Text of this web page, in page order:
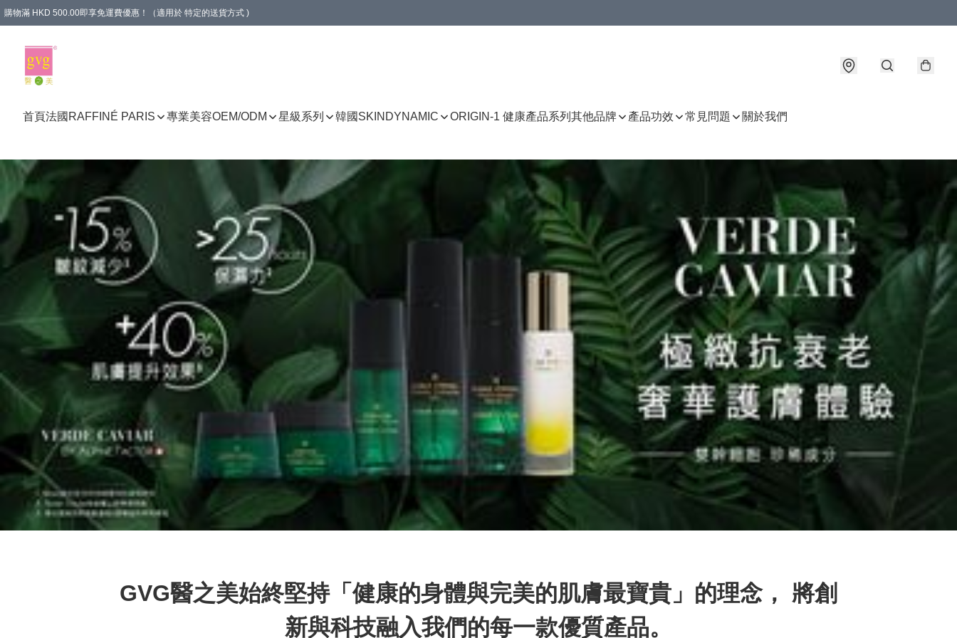
購物滿 HKD 500.00即享免運費優惠！（適用於 特定的送貨方式 )
首頁法國RAFFINÉ PARIS 專業美容OEM/ODM 星級系列 韓國SKINDYNAMIC ORIGIN-1 健康產品系列 其他品牌 產品功效 常見問題 關於我們
GVG醫之美始終堅持「健康的身體與完美的肌膚最寶貴」的理念， 將創
新與科技融入我們的每一款優質產品。